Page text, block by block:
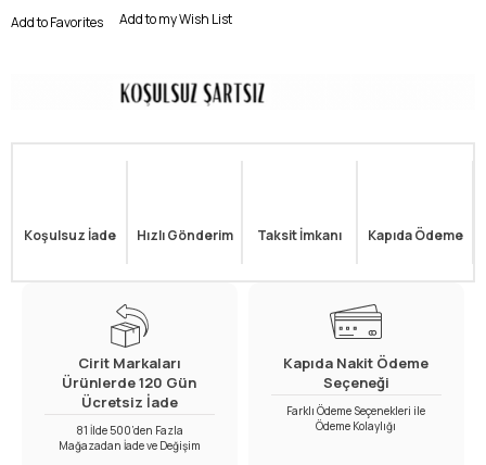
Add to Favorites Add to my Wish List
Koşulsuz İade Hızlı Gönderim Taksit İmkanı Kapıda Ödeme
Cirit Markaları
Ürünlerde 120 Gün
Ücretsiz İade
81 İlde 500’den Fazla
Mağazadan İade ve Değişim
Kapıda Nakit Ödeme
Seçeneği
Farklı Ödeme Seçenekleri ile
Ödeme Kolaylığı